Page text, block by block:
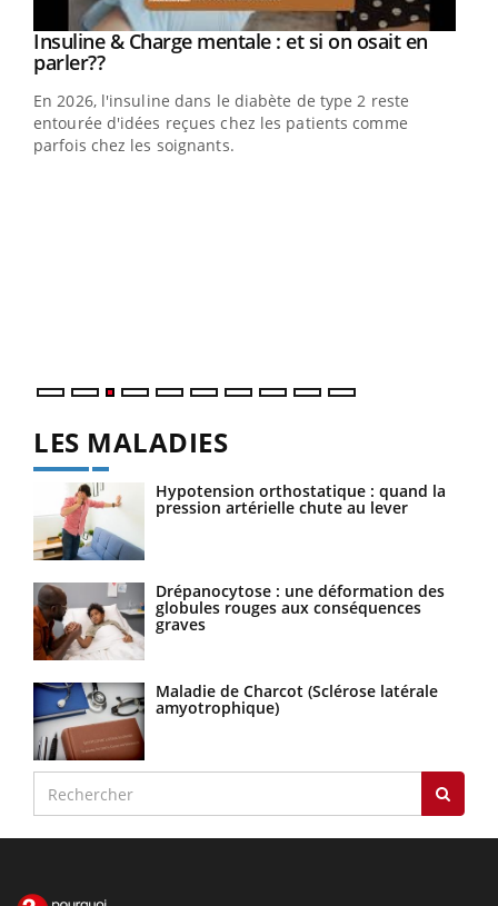
Youtube
Insuline & Charge mentale : et si on osait en
parler??Youtube
En 2026, l'insuline dans le diabète de type 2 reste
entourée d'idées reçues chez les patients comme
parfois chez les soignants.
LES MALADIES
Hypotension orthostatique : quand la
pression artérielle chute au lever
Drépanocytose : une déformation des
globules rouges aux conséquences
graves
Maladie de Charcot (Sclérose latérale
amyotrophique)